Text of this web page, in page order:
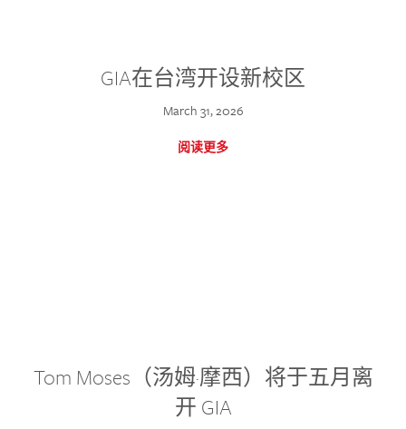
GIA在台湾开设新校区
March 31, 2026
阅读更多
Tom Moses（汤姆·摩西）将于五月离
开 GIA